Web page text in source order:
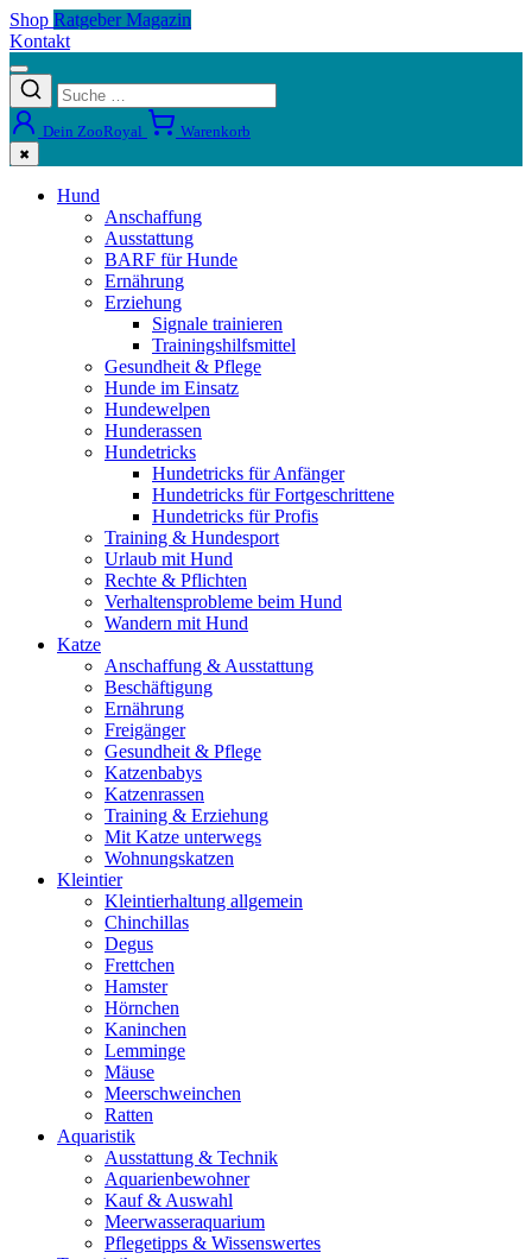
Shop Ratgeber Magazin
Kontakt
Dein ZooRoyal Warenkorb
✖
Hund
Anschaffung
Ausstattung
BARF für Hunde
Ernährung
Erziehung
Signale trainieren
Trainingshilfsmittel
Gesundheit & Pflege
Hunde im Einsatz
Hundewelpen
Hunderassen
Hundetricks
Hundetricks für Anfänger
Hundetricks für Fortgeschrittene
Hundetricks für Profis
Training & Hundesport
Urlaub mit Hund
Rechte & Pflichten
Verhaltensprobleme beim Hund
Wandern mit Hund
Katze
Anschaffung & Ausstattung
Beschäftigung
Ernährung
Freigänger
Gesundheit & Pflege
Katzenbabys
Katzenrassen
Training & Erziehung
Mit Katze unterwegs
Wohnungskatzen
Kleintier
Kleintierhaltung allgemein
Chinchillas
Degus
Frettchen
Hamster
Hörnchen
Kaninchen
Lemminge
Mäuse
Meerschweinchen
Ratten
Aquaristik
Ausstattung & Technik
Aquarienbewohner
Kauf & Auswahl
Meerwasseraquarium
Pflegetipps & Wissenswertes